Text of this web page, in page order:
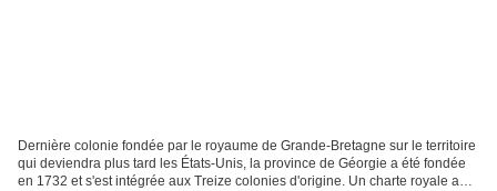
Dernière colonie fondée par le royaume de Grande-Bretagne sur le territoire
qui deviendra plus tard les États-Unis, la province de Géorgie a été fondée
en 1732 et s'est intégrée aux Treize colonies d'origine. Un charte royale a